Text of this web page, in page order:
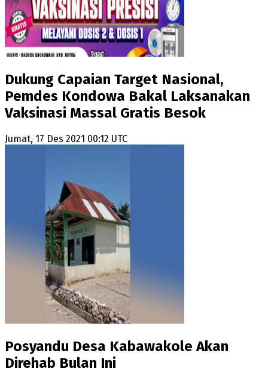
Dukung Capaian Target Nasional,
Pemdes Kondowa Bakal Laksanakan
Vaksinasi Massal Gratis Besok
Jumat, 17 Des 2021 00:12 UTC
Posyandu Desa Kabawakole Akan
Direhab Bulan Ini